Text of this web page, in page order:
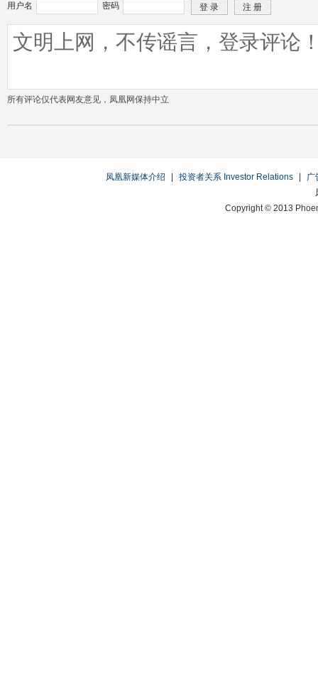
用户名 密码
所有评论仅代表网友意见，凤凰网保持中立
凤凰新媒体介绍 投资者关系 Investor Relations
广
Copyright © 2013